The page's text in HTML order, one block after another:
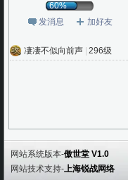
60%
发消息
加好友
凄凄不似向前声 296级
网站系统版本-傲世堂 V1.0
网站技术支持-上海锐战网络